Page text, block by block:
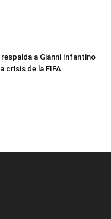
respalda a Gianni Infantino
crisis de la FIFA